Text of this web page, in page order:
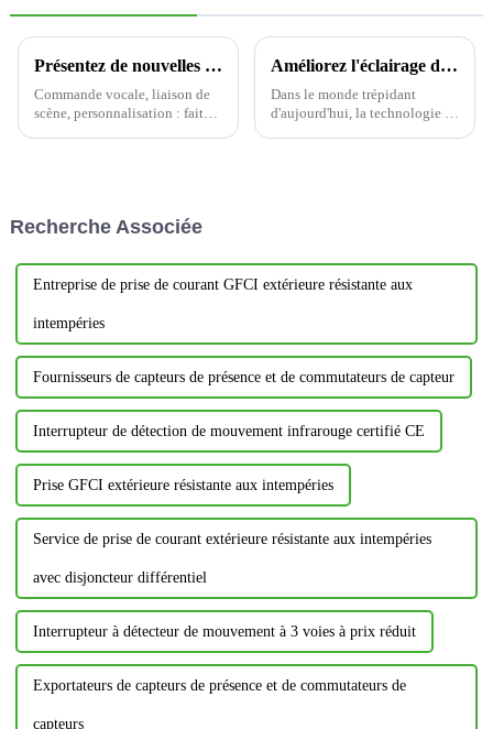
Présentez de nouvelles solutions de maison intelligente qui redéfinissent le confort de vie
Commande vocale, liaison de
scène, personnalisation : faites
Améliorez l'éclairage de votre maison avec des interrupteurs intelligents
Dans le monde trépidant
d'aujourd'hui, la technologie a
Recherche Associée
Entreprise de prise de courant GFCI extérieure résistante aux
intempéries
Fournisseurs de capteurs de présence et de commutateurs de capteur
Interrupteur de détection de mouvement infrarouge certifié CE
Prise GFCI extérieure résistante aux intempéries
Service de prise de courant extérieure résistante aux intempéries
avec disjoncteur différentiel
Interrupteur à détecteur de mouvement à 3 voies à prix réduit
Exportateurs de capteurs de présence et de commutateurs de
capteurs